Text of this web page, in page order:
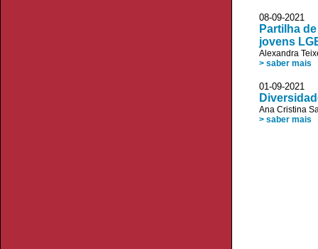
08-09-
Partilha
jovens
Alexandra
> saber mais
01-09-
Ana Cristina
> saber mais